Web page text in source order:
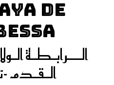
DE
الـــرابـطـة
الـقـدم -